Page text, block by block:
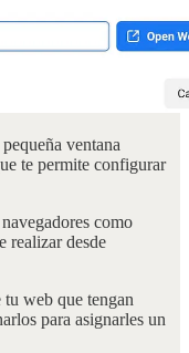
ventana
te permite configurar
como
realizar desde
tu web que tengan
para asignarles un